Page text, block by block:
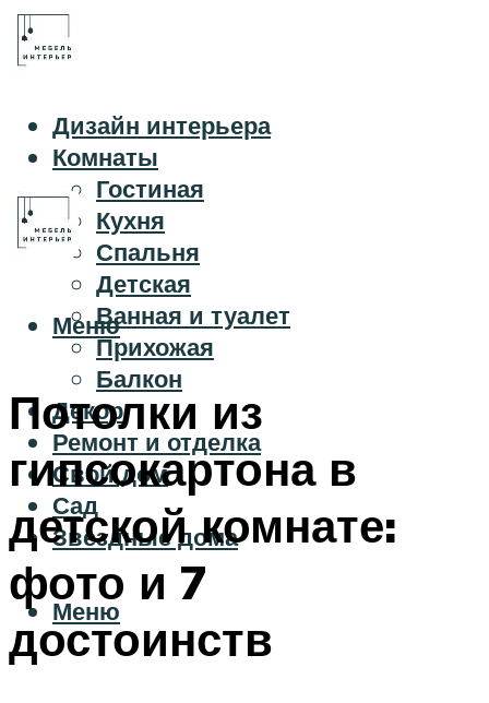
Дизайн интерьера
Комнаты
Гостиная
Кухня
Спальня
Детская
Ванная и туалет
Прихожая
Балкон
Декор
Ремонт и отделка
Свой дом
Сад
Звездные дома
Меню
Меню
Потолки из
гипсокартона в
детской комнате:
фото и 7
достоинств